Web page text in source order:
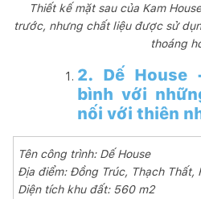
Thiết kế mặt sau của Kam
trước, nhưng chất liệu được sử
thoáng
2. Dế House
bình với
nối với thiên
Tên công trình: Dế House
Địa điểm: Đồng Trúc, Thạch Thất,
Diện tích khu đất: 560 m2